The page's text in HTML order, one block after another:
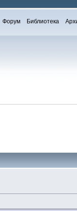
Форум Библиотека